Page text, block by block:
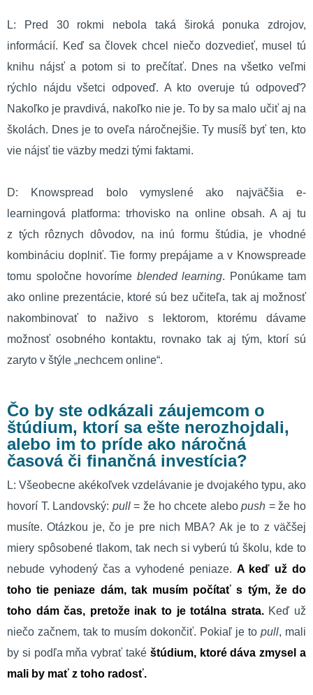
L: Pred 30 rokmi nebola taká široká ponuka zdrojov,
informácií. Keď sa človek chcel niečo dozvedieť, musel tú
knihu nájsť a potom si to prečítať. Dnes na všetko veľmi
rýchlo nájdu všetci odpoveď. A kto overuje tú odpoveď?
Nakoľko je pravdivá, nakoľko nie je. To by sa malo učiť aj na
školách. Dnes je to oveľa náročnejšie. Ty musíš byť ten, kto
vie nájsť tie väzby medzi tými faktami.
D: Knowspread bolo vymyslené ako najväčšia e-
learningová platforma: trhovisko na online obsah. A aj tu
z tých rôznych dôvodov, na inú formu štúdia, je vhodné
kombináciu doplniť. Tie formy prepájame a v Knowspreade
tomu spoločne hovoríme blended learning. Ponúkame tam
ako online prezentácie, ktoré sú bez učiteľa, tak aj možnosť
nakombinovať to naživo s lektorom, ktorému dávame
možnosť osobného kontaktu, rovnako tak aj tým, ktorí sú
zaryto v štýle „nechcem online“.
Čo by ste odkázali záujemcom o
štúdium, ktorí sa ešte nerozhojdali,
alebo im to príde ako náročná
časová či finančná investícia?
L: Všeobecne akékoľvek vzdelávanie je dvojakého typu, ako
hovorí T. Landovský: pull= že ho chcete alebopush = že ho
musíte. Otázkou je, čo je pre nich MBA? Ak je to z väčšej
miery spôsobené tlakom, tak nech si vyberú tú školu, kde to
nebude vyhodený čas a vyhodené peniaze. A keď už do
toho tie peniaze dám, tak musím počítať s tým, že do
toho dám čas, pretože inak to je totálna strata.Keď už
niečo začnem, tak to musím dokončiť. Pokiaľ je to pull, mali
by si podľa mňa vybrať také štúdium, ktoré dáva zmysel a
mali by mať z toho radosť.